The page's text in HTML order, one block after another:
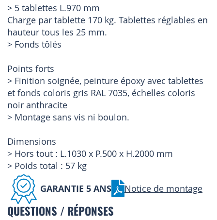
> 5 tablettes L.970 mm
Charge par tablette 170 kg. Tablettes réglables en
hauteur tous les 25 mm.
> Fonds tôlés
Points forts
> Finition soignée, peinture époxy avec tablettes
et fonds coloris gris RAL 7035, échelles coloris
noir anthracite
> Montage sans vis ni boulon.
Dimensions
> Hors tout : L.1030 x P.500 x H.2000 mm
> Poids total : 57 kg
GARANTIE 5 ANS Notice de montage
QUESTIONS / RÉPONSES